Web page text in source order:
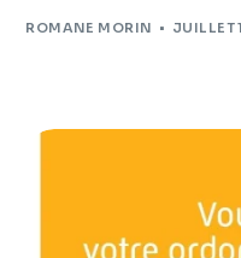
ROMANE MORIN JUILLET